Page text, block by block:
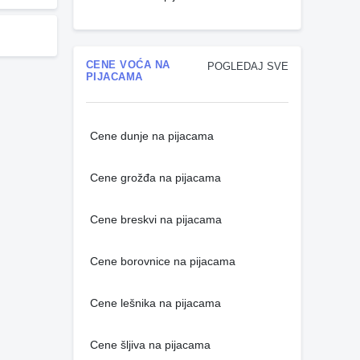
POGLEDAJ SVE
CENE VOĆA NA
PIJACAMA
Cene dunje na pijacama
Cene grožđa na pijacama
Cene breskvi na pijacama
Cene borovnice na pijacama
Cene lešnika na pijacama
Cene šljiva na pijacama